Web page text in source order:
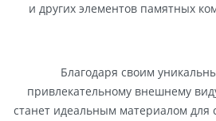
и других элементов памятных
Благодаря своим
привлекательному внешнему
станет идеальным материалом для